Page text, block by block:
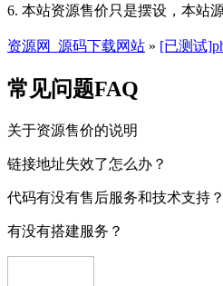
6. 本站资源售价只是摆设，本站
资源网_源码下载网站 » [已测试
常见问题FAQ
关于资源售价的说明
链接地址失效了怎么办？
代码有没有售后服务和技术支持？
有没有搭建服务？